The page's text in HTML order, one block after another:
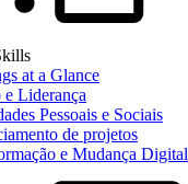
at a Glance
e Liderança
Pessoais e Sociais
de projetos
e Mudança Digital